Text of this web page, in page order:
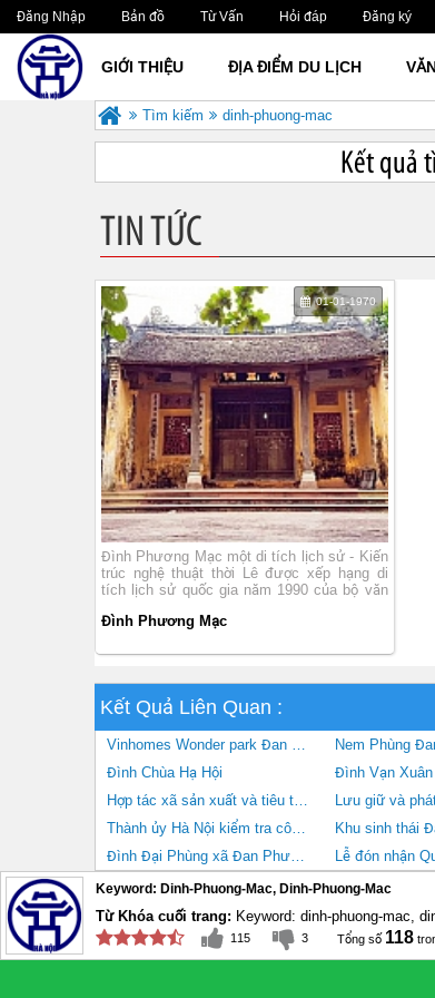
Đăng Nhập Bản đồ Từ Vấn Hỏi đáp Đăng ký
GIỚI THIỆU ĐỊA ĐIỂM DU LỊCH
Tìm kiếm dinh-phuong-mac
Kết quả
TIN TỨC
01-01-1970
Đình Phương Mạc
Đình Phương Mạc một di tích lịch sử - Kiến
trúc nghệ thuật thời Lê được xếp hạng di
tích lịch sử quốc gia năm 1990 của bộ văn
Kết Quả Liên Quan :
Vinhomes Wonder park Đan Phượng
Đình Chùa Hạ Hội
Đình Vạn Xuân
Hợp tác xã sản xuất và tiêu thụ rau an toàn Phương Đình
Thành ủy Hà Nội kiểm tra công tác phòng chống dịch Covid-19 tại huyện Đan Phượng
Đình Đại Phùng xã Đan Phượng
Keyword: Dinh-Phuong-Mac, Dinh-Phuong-Mac
Từ Khóa cuối trang: Keyword: dinh-phuong-mac,
115 3 118